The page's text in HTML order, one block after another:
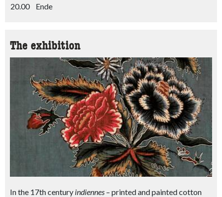
20.00
Ende
The exhibition
In the 17th century indiennes – printed and painted cotton